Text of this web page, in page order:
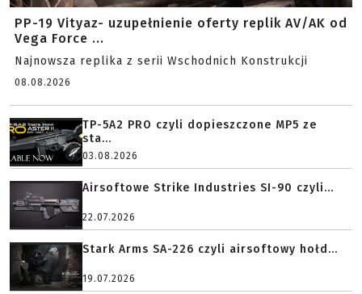
PP-19 Vityaz- uzupełnienie oferty replik AV/AK od
Vega Force ...
Najnowsza replika z serii Wschodnich Konstrukcji
08.08.2026
TP-5A2 PRO czyli dopieszczone MP5 ze
sta...
03.08.2026
Airsoftowe Strike Industries SI-90 czyli...
22.07.2026
Stark Arms SA-226 czyli airsoftowy hołd...
19.07.2026